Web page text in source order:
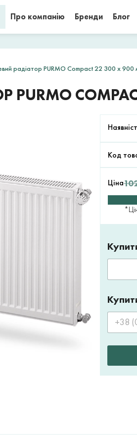
Про компанію Бренди Блог
радіатор PURMO Compact 22 300 x 900
PURMO
Код
Ціна